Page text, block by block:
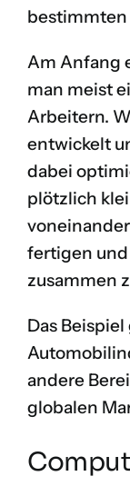
Am Anfang
man meist
Arbeitern.
entwickelt
dabei
plötzlich
fertigen und
zusammen
Das
andere
globalen